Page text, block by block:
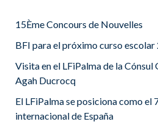
15Ème Concours de Nouvelles
BFI para el próximo curso
Visita en el LFiPalma de la Cónsul
Agah Ducrocq
El LFiPalma se posiciona como el
internacional de España